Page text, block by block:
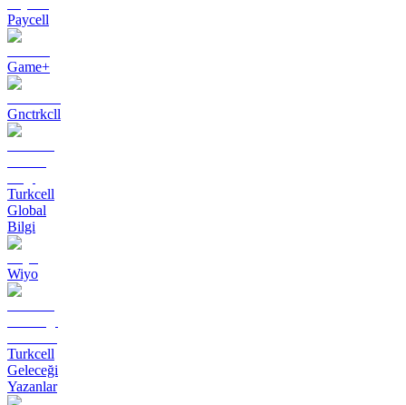
Paycell
Game+
Gnctrkcll
Turkcell
Global
Bilgi
Wiyo
Turkcell
Geleceği
Yazanlar